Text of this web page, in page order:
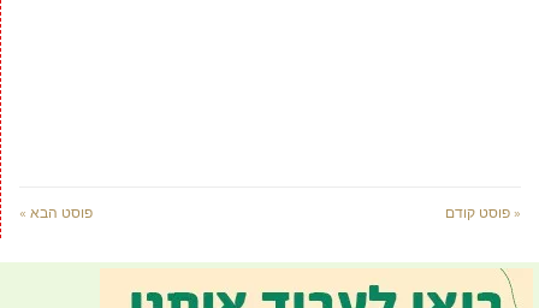
« פוסט קודם פוסט הבא »